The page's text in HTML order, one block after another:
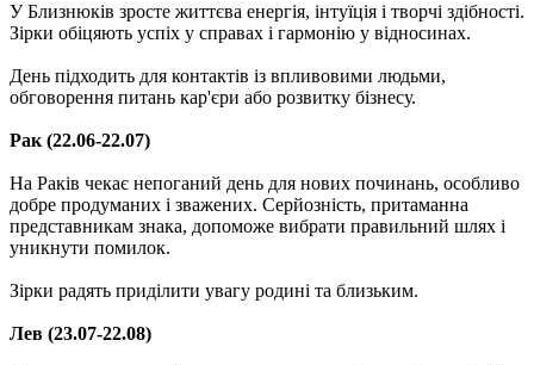
У Близнюків зросте життєва енергія, інтуїція і творчі здібності.
Зірки обіцяють успіх у справах і гармонію у відносинах.
День підходить для контактів із впливовими людьми,
обговорення питань кар'єри або розвитку бізнесу.
Рак (22.06-22.07)
На Раків чекає непоганий день для нових починань, особливо
добре продуманих і зважених. Серйозність, притаманна
представникам знака, допоможе вибрати правильний шлях і
уникнути помилок.
Зірки радять приділити увагу родині та близьким.
Лев (23.07-22.08)